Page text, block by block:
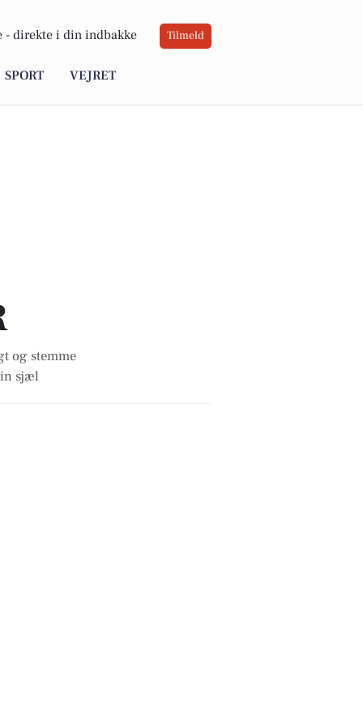
- direkte i din indbakke Tilmeld
SPORT VEJRET
og stemme
sjæl